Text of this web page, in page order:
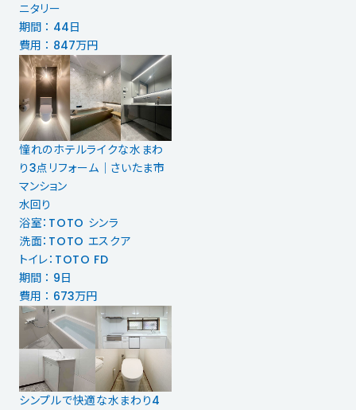
ニタリー
期間 ： 44日
費用 ： 847万円
憧れのホテルライクな水まわ
り3点リフォーム｜さいたま市
マンション
水回り
浴室：TOTO シンラ
洗面：TOTO エスクア
トイレ：TOTO FD
期間 ： 9日
費用 ： 673万円
シンプルで快適な水まわり4